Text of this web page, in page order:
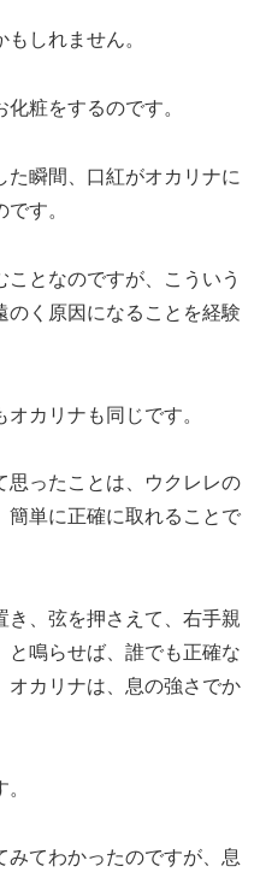
しれません。
粧をするのです。
た瞬間、口紅がオカリナに
す。
となのですが、こういう
のく原因になることを経験
カリナも同じです。
思ったことは、ウクレレの
簡単に正確に取れることで
き、弦を押さえて、右手親
と鳴らせば、誰でも正確な
オカリナは、息の強さでか
てわかったのですが、息